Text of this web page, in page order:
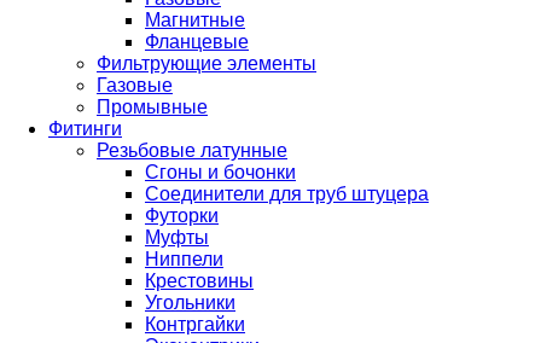
Магнитные
Фланцевые
Фильтрующие элементы
Газовые
Промывные
Фитинги
Резьбовые латунные
Сгоны и бочонки
Соединители для труб штуцера
Футорки
Муфты
Ниппели
Крестовины
Угольники
Контргайки